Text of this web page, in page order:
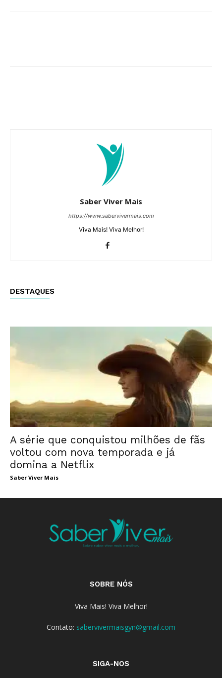
Saber Viver Mais
https://www.sabervivermais.com
Viva Mais! Viva Melhor!
DESTAQUES
A série que conquistou milhões de fãs
voltou com nova temporada e já
domina a Netflix
Saber Viver Mais
SOBRE NÓS
Viva Mais! Viva Melhor!
Contato: sabervivermaisgyn@gmail.com
SIGA-NOS